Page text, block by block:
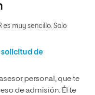
es muy sencillo. Solo
de
personal, que te
de admisión. Él te